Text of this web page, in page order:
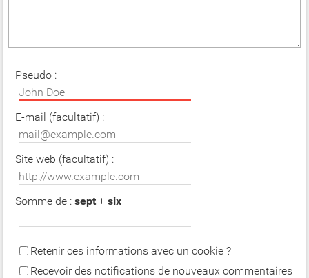
Pseudo :
E-mail (facultatif) :
Site web (facultatif) :
Somme de : sept + six
Retenir ces informations avec un cookie ?
Recevoir des notifications de nouveaux commentaires